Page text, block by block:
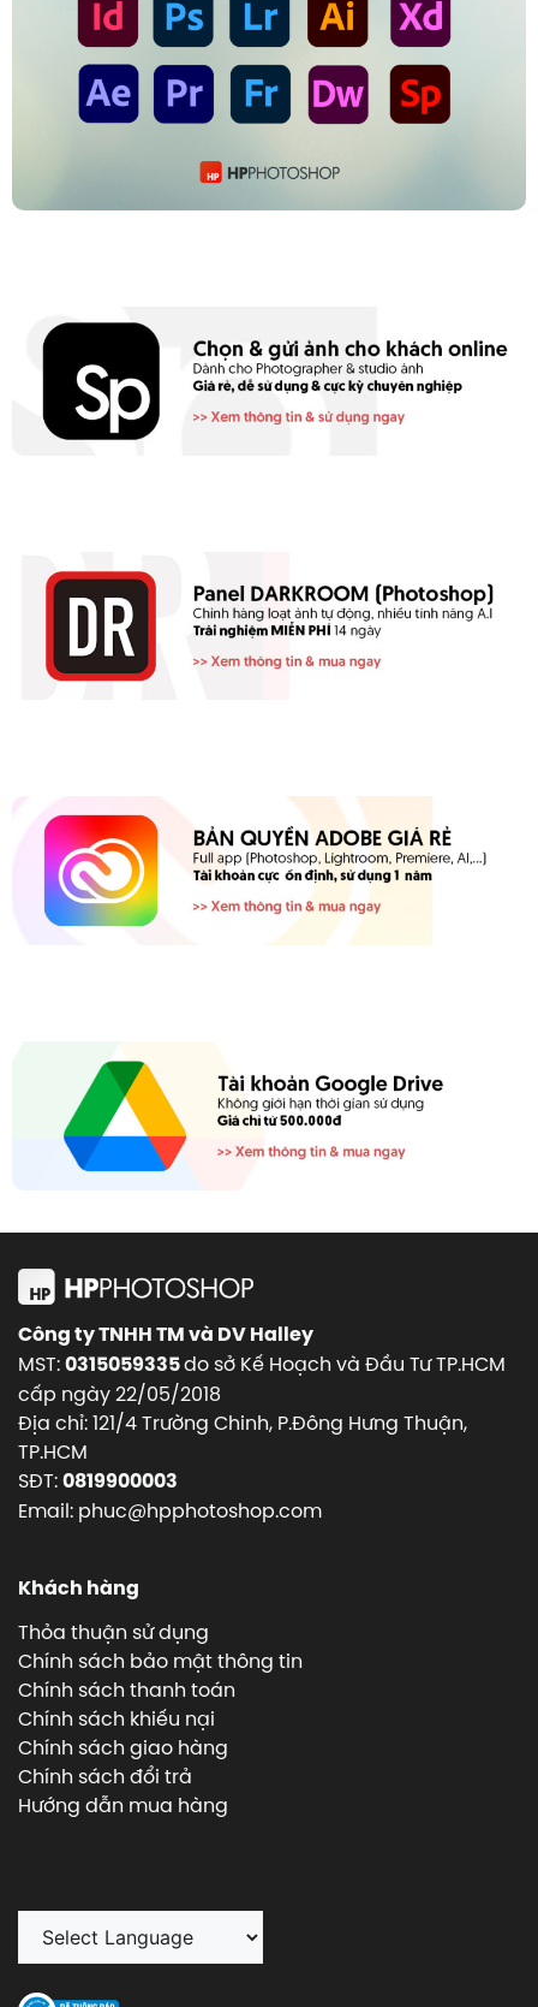
Công ty TNHH TM và DV Halley
MST:0315059335do sở Kế Hoạch và Đầu Tư TP.HCM
cấp ngày 22/05/2018
Địa chỉ: 121/4 Trường Chinh, P.Đông Hưng Thuận,
TP.HCM
SĐT:0819900003
Email: phuc@hpphotoshop.com
Khách hàng
Thỏa thuận sử dụng
Chính sách bảo mật thông tin
Chính sách thanh toán
Chính sách khiếu nại
Chính sách giao hàng
Chính sách đổi trả
Hướng dẫn mua hàng